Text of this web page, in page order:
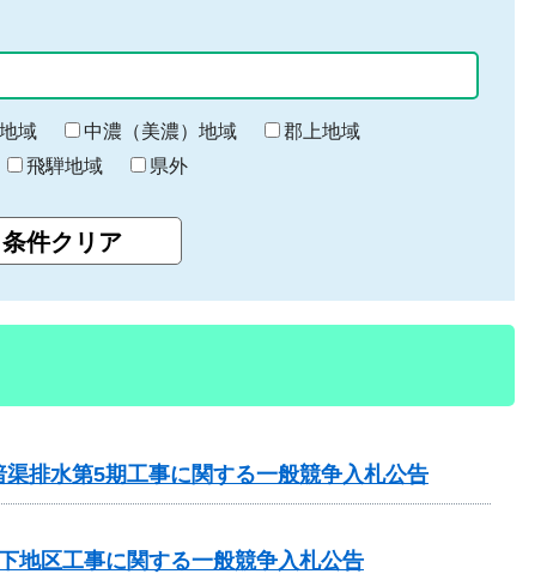
域 中濃（美濃）地域
郡上地域
飛騨地域 県外
排水第5期工事に関する一般競争入札公告
区工事に関する一般競争入札公告